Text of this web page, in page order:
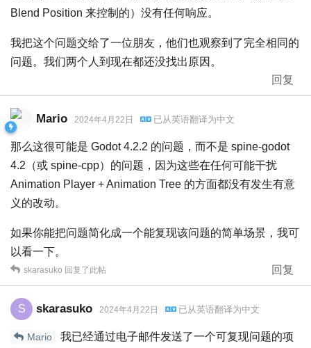
Blend Position 来控制的）没有任何响应。
我把这个问题交给了一位朋友，他们也观察到了完全相同的
问题。我们两个人到现在都还没找出原因。
回复
Mario 2024年4月22日 已从英语翻译为中文
那么这很可能是 Godot 4.2.2 的问题，而不是 spine-godot
4.2（或 spine-cpp）的问题，因为这些在任何可能干扰
Animation Player + Animation Tree 的方面都没有发生有意
义的改动。
如果你能把问题简化成一个能复现该问题的简单场景，我可
以看一下。
回复
skarasuko 回复了此帖
S skarasuko 2024年4月22日 已从英语翻译为中文
Mario 我已经通过电子邮件发送了一个可复现问题的项